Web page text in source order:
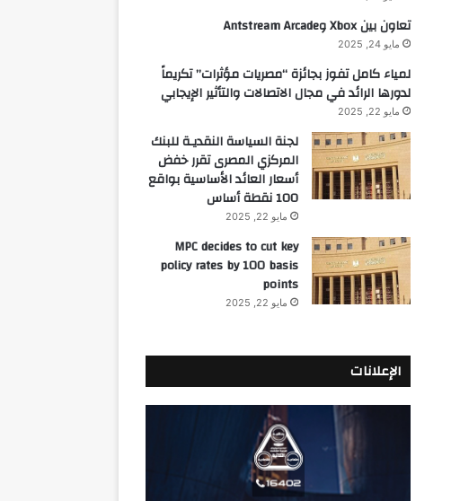
تعاون بين Xbox وAntstream Arcade
مايو 24, 2025
لمياء كامل تفوز بجائزة “مصريات مؤثرات” تكريماً
لدورها الرائد في مجال الاتصالات والتأثير الإيجابي
مايو 22, 2025
لجنة السياسة النقديـة للبنك
المركزي المصرى تقرر خفض
أسعار العائد الأساسية بواقع
100 نقطة أساس
مايو 22, 2025
MPC decides to cut key
policy rates by 100 basis
points
مايو 22, 2025
الإعلانات